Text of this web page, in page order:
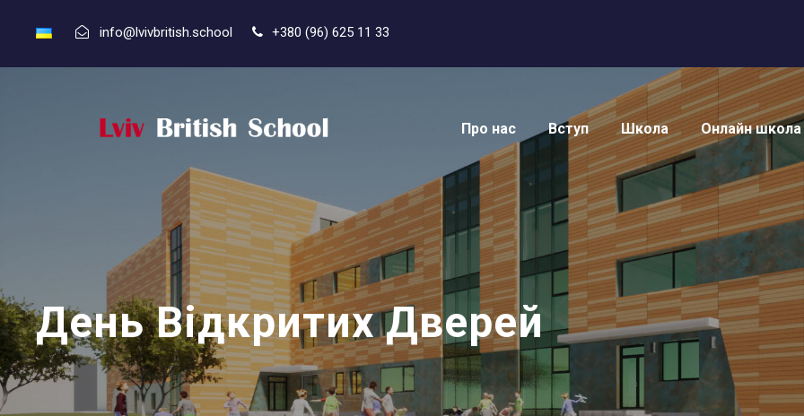
info@lvivbritish.school +380 (96) 625 11 33
Про нас Вступ Школа Онлайн школа
День Відкритих Дверей